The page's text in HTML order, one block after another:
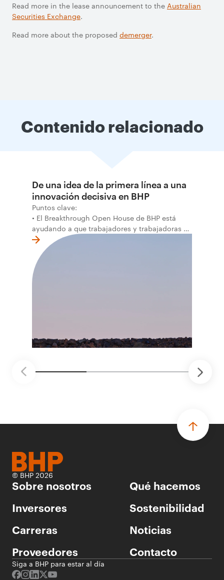
Read more in the lease announcement to the Australian
Securities Exchange.
Read more about the proposed demerger.
Contenido relacionado
De una idea de la primera línea a una
innovación decisiva en BHP
Puntos clave:
• El Breakthrough Open House de BHP está
ayudando a que trabajadores y trabajadoras de
la primera línea conviertan ideas prácticas en
soluciones probadas que pueden hacer el
trabajo más seguro, inteligente y productivo.
• El primer programa interno de innovación
recibió cerca de 1.000 postulaciones de
mantenimiento robótico, limpieza submarina y
© BHP 2026
Sobre nosotros
Qué hacemos
Inversores
Sostenibilidad
Carreras
Noticias
Proveedores
Contacto
Siga a BHP para estar al día